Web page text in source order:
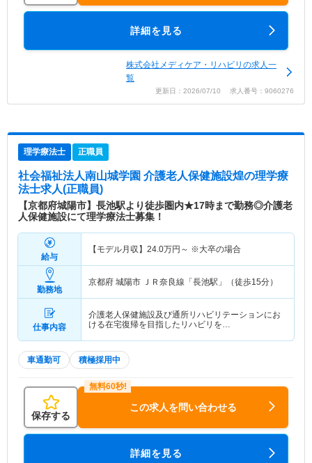
詳細を見る
株式会社メディケア・リハビリの求人一
覧
更新日：2026/07/10 求人番号：9060276
理学療法士 正職員
社会福祉法人南山城学園 介護老人保健施設煌の理学療
法士求人(正職員)
【京都府城陽市】長池駅より徒歩圏内★17時まで勤務◎介護老
人保健施設にて理学療法士募集！
給与
【モデル月収】 24.0万円～ ※大卒の場合
勤務地
京都府 城陽市 ＪＲ奈良線「長池駅」（徒歩15分）
仕事内容
介護老人保健施設及び通所リハビリテーションにお
ける在宅復帰を目指したリハビリを…
車通勤可 積極採用中
保存する
この求人を問い合わせる
詳細を見る